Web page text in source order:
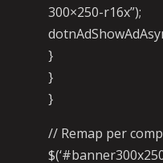
300×250-r16x”);
}
}
}
// Remap per